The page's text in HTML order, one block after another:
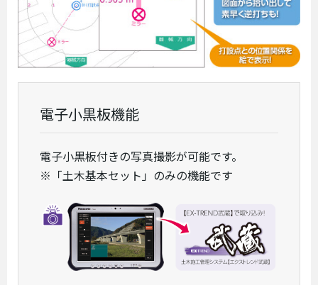
電子小黒板機能
電子小黒板付きの写真撮影が可能です。
※「土木基本セット」のみの機能です